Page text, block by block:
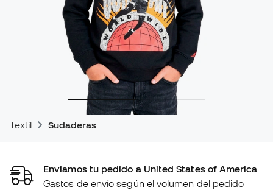
Textil Sudaderas
Enviamos tu pedido a United States of America
Gastos de envío según el volumen del pedido